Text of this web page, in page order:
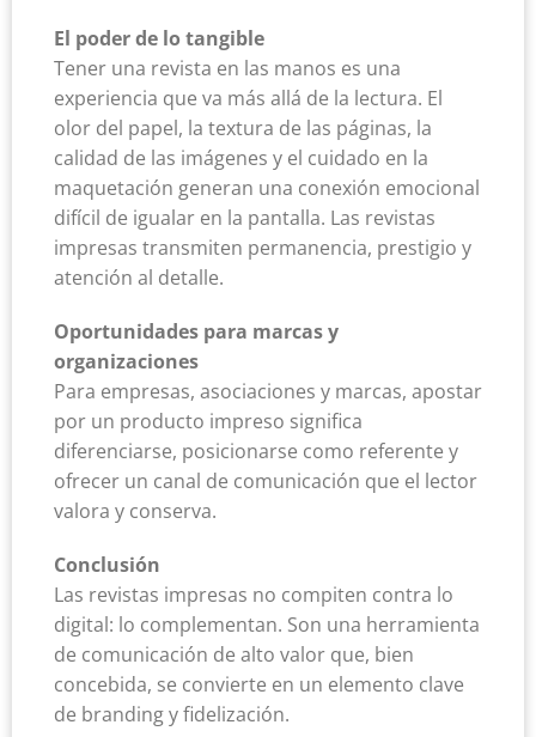
El poder de lo tangible
Tener una revista en las manos es una
experiencia que va más allá de la lectura. El
olor del papel, la textura de las páginas, la
calidad de las imágenes y el cuidado en la
maquetación generan una conexión emocional
difícil de igualar en la pantalla. Las revistas
impresas transmiten permanencia, prestigio y
atención al detalle.
Oportunidades para marcas y
organizaciones
Para empresas, asociaciones y marcas, apostar
por un producto impreso significa
diferenciarse, posicionarse como referente y
ofrecer un canal de comunicación que el lector
valora y conserva.
Conclusión
Las revistas impresas no compiten contra lo
digital: lo complementan. Son una herramienta
de comunicación de alto valor que, bien
concebida, se convierte en un elemento clave
de branding y fidelización.